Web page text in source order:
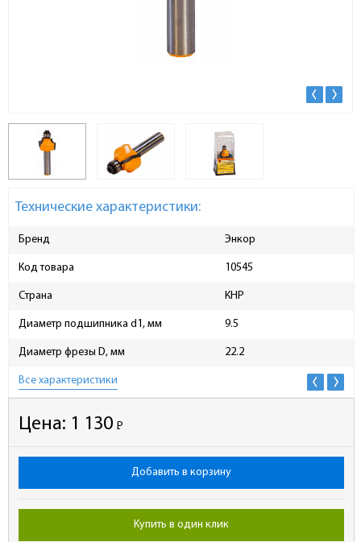
Технические характеристики:
Бренд Энкор
Код товара 10545
Страна КНР
Диаметр подшипника d1, мм 9.5
Диаметр фрезы D, мм 22.2
Все характеристики
Цена: 1 130 Р
-
Добавить в корзину
Купить в один клик